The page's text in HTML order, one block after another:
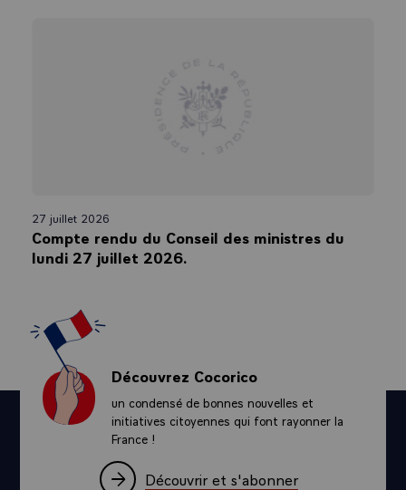
27 juillet 2026
Compte rendu du Conseil des ministres du
lundi 27 juillet 2026.
Découvrez Cocorico
un condensé de bonnes nouvelles et
initiatives citoyennes qui font rayonner la
France !
Découvrir et s'abonner